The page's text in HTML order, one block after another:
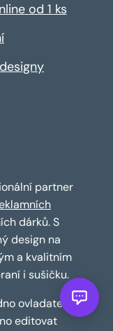
od 1 ks
partner
dárků. S
design na
a kvalitním
i sušičku.
ovladatelný
editovat